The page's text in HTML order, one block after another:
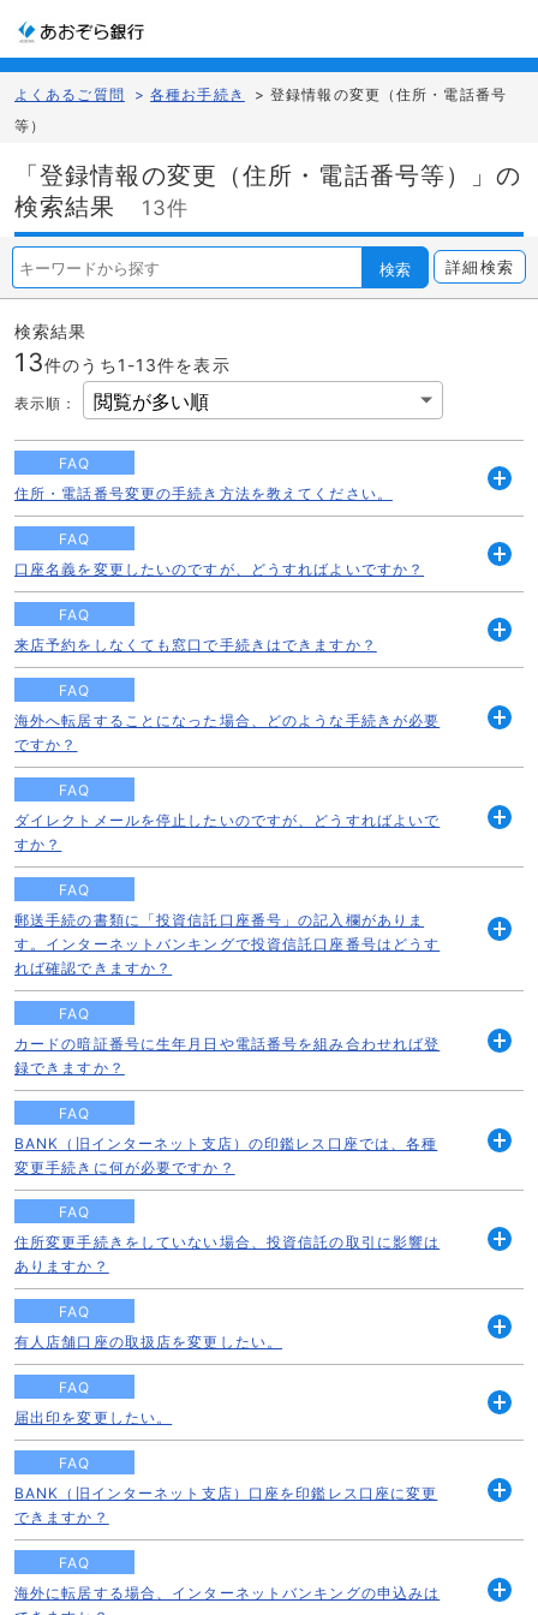
よくあるご質問 > 各種お手続き > 登録情報の変更（住所・電話番号
等）
「登録情報の変更（住所・電話番号等）」の
検索結果
13件
検索 詳細検索
検索結果
13件のうち1-13件を表示
表示順 ：
FAQ
住所・電話番号変更の手続き方法を教えてください。
FAQ
口座名義を変更したいのですが、どうすればよいですか？
FAQ
来店予約をしなくても窓口で手続きはできますか？
FAQ
海外へ転居することになった場合、どのような手続きが必要
ですか？
く
FAQ
ダイレクトメールを停止したいのですが、どうすればよいで
すか？
く
FAQ
郵送手続の書類に「投資信託口座番号」の記入欄がありま
す。インターネットバンキングで投資信託口座番号はどうす
れば確認できますか？
FAQ
カードの暗証番号に生年月日や電話番号を組み合わせれば登
録できますか？
く
FAQ
BANK（旧インターネット支店）の印鑑レス口座では、各種
変更手続きに何が必要ですか？
く
FAQ
住所変更手続きをしていない場合、投資信託の取引に影響は
ありますか？
く
FAQ
有人店舗口座の取扱店を変更したい。
FAQ
届出印を変更したい。
FAQ
BANK（旧インターネット支店）口座を印鑑レス口座に変更
できますか？
く
FAQ
海外に転居する場合、インターネットバンキングの申込みは